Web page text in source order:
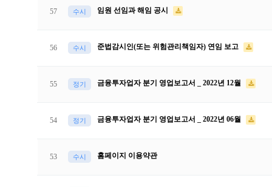
57 수시 임원 선임과 해임 공시
56 수시 준법감시인(또는 위험관리책임자) 연임 보고
55 정기 금융투자업자 분기 영업보고서 _ 2022년 12월
54 정기 금융투자업자 분기 영업보고서 _ 2022년 06월
53 수시 홈페이지 이용약관